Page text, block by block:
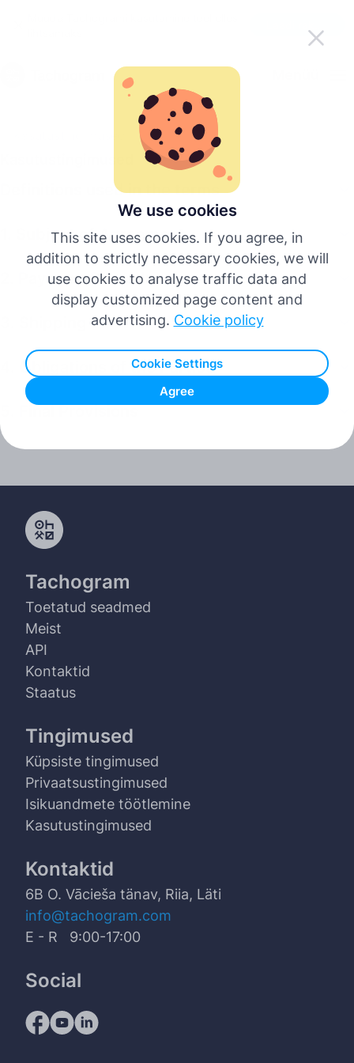
We use cookies
This site uses cookies. If you agree, in
addition to strictly necessary cookies, we will
use cookies to analyse traffic data and
display customized page content and
advertising. Cookie policy
Cookie Settings
Agree
Français
Italiano
Definitions used in the terms
1. Subject of Agreement
2. Payment Procedure
4. Obligations of the Parties
5. Final Provisions
Tachogram
Toetatud seadmed
Meist
API
Kontaktid
Staatus
Tingimused
Küpsiste tingimused
Privaatsustingimused
Isikuandmete töötlemine
Kasutustingimused
Kontaktid
6B O. Vācieša tänav, Riia, Läti
info@tachogram.com
E - R 9:00-17:00
Social